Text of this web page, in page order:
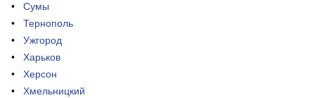
Сумы
Тернополь
Ужгород
Харьков
Херсон
Хмельницкий